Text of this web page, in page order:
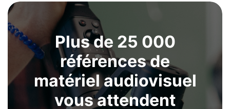
Plus de 25 000
références de
matériel audiovisuel
vous attendent